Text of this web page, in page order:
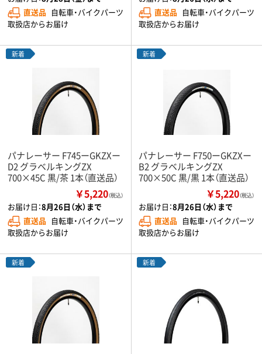
直送品 自転車・バイクパーツ
取扱店からお届け
直送品 自転車・バイクパーツ
取扱店からお届け
新着
パナレーサー F745ーGKZXー
D2 グラベルキングZX
700×45C 黒/茶 1本（直送品）
￥5,220（税込）
お届け日：8月26日（水）まで
直送品 自転車・バイクパーツ
取扱店からお届け
新着
パナレーサー F750ーGKZXー
B2 グラベルキングZX
700×50C 黒/黒 1本（直送品）
￥5,220（税込）
お届け日：8月26日（水）まで
直送品 自転車・バイクパーツ
取扱店からお届け
新着 新着